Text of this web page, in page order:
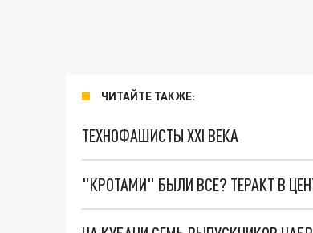
ЧИТАЙТЕ ТАКЖЕ:
ТЕХНОФАШИСТЫ XXI ВЕКА
"КРОТАМИ" БЫЛИ ВСЕ? ТЕРАКТ В